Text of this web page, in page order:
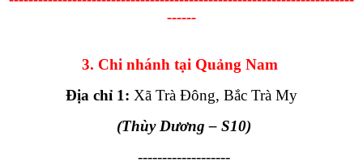
------
3. Chi nhánh tại Quảng Nam
Địa chỉ 1: Xã Trà Đông, Bắc Trà My
(Thùy Dương – S10)
-------------------